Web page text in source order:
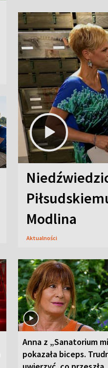
Modlina
Aktualności
Anna z „Sanatorium
pokazała biceps.